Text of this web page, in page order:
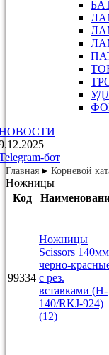
бот
Главная Корневой
Ножницы
Код
99334
Ножницы
Scissors 140мм
черно-
с рез.
вставками (H-
140/RKJ-924)
(12)